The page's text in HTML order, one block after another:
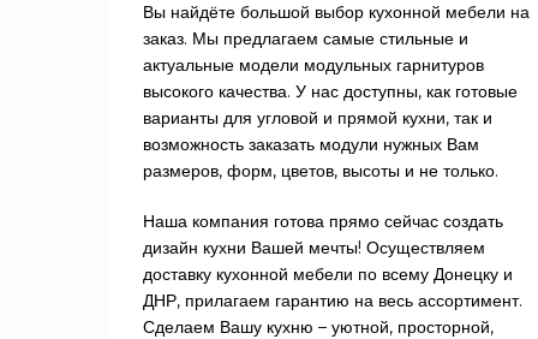
Вы найдёте большой выбор кухонной мебели на
заказ. Мы предлагаем самые стильные и
актуальные модели модульных гарнитуров
высокого качества. У нас доступны, как готовые
варианты для угловой и прямой кухни, так и
возможность заказать модули нужных Вам
размеров, форм, цветов, высоты и не только.
Наша компания готова прямо сейчас создать
дизайн кухни Вашей мечты! Осуществляем
доставку кухонной мебели по всему Донецку и
ДНР, прилагаем гарантию на весь ассортимент.
Сделаем Вашу кухню – уютной, просторной,